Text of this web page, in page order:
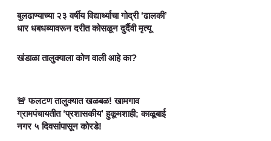
बुलढाण्याच्या २३ वर्षीय विद्यार्थ्याचा गोद्री ‘ढालकी’
धार धबधब्यावरून दरीत कोसळून दुर्दैवी मृत्यू
खंडाळा तालुक्याला कोण वाली आहे का?
🚨 फलटण तालुक्यात खळबळ! खामगाव
ग्रामपंचायतीत ‘प्रशासकीय’ हुकूमशाही; काळूबाई
नगर ५ दिवसांपासून कोरडे!